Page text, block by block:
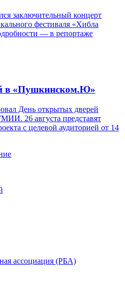
заключительный концерт
фестиваля «Хибла
— в репортаже
в «Пушкинском.Ю»
День открытых дверей
26 августа представят
с целевой аудиторией от 14
ассоциация (РБА)